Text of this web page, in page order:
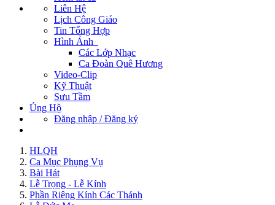
Liên Hệ
Lịch Công Giáo
Tin Tổng Hợp
Hình Ảnh
Các Lớp Nhạc
Ca Đoàn Quê Hương
Video-Clip
Kỹ Thuật
Sưu Tầm
Ủng Hộ
Đăng nhập / Đăng ký
HLQH
Ca Mục Phụng Vụ
Bài Hát
Lễ Trọng - Lễ Kính
Phần Riêng Kính Các Thánh